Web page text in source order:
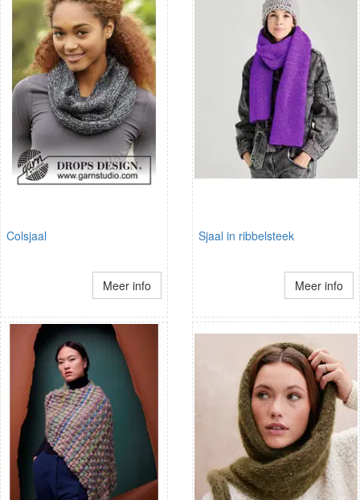
Colsjaal
Meer info
Sjaal in ribbelsteek
Meer info